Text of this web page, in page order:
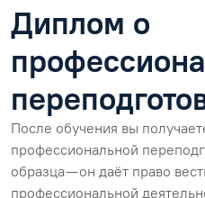
Диплом о
После обучения вы
профессиональной
образца — он даёт право
профессиональной